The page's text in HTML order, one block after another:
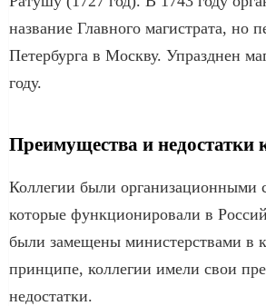
название Главного магистрата, но
Петербурга в Москву. Упразднен
году.
Преимущества и недостатки
Коллегии были организационными
которые функционировали в
были замещены министерствами в
принципе, коллегии имели свои
недостатки.